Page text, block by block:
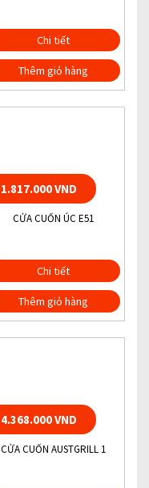
Chi tiết
Thêm giỏ hàng
1.817.000 VND
CỬA CUỐN ÚC E51
Chi tiết
Thêm giỏ hàng
4.368.000 VND
CỬA CUỐN AUSTGRILL 1